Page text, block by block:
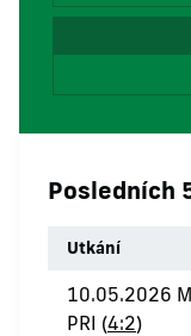
Posledních
Utkání
10.05.2026
PRI (4:2)